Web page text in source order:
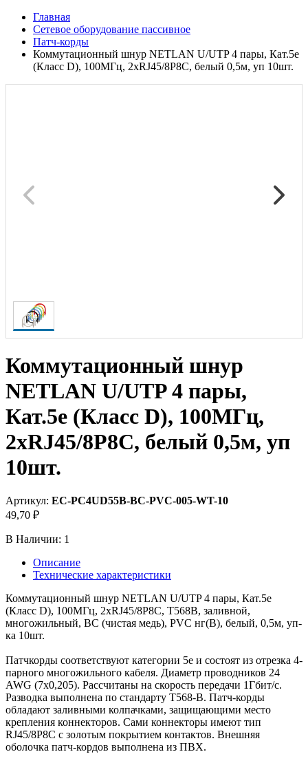
Главная
Сетевое оборудование пассивное
Патч-корды
Коммутационный шнур NETLAN U/UTP 4 пары, Кат.5е
(Класс D), 100МГц, 2хRJ45/8P8C, белый 0,5м, уп 10шт.
Коммутационный шнур
NETLAN U/UTP 4 пары,
Кат.5е (Класс D), 100МГц,
2хRJ45/8P8C, белый 0,5м, уп
10шт.
Артикул: EC-PC4UD55B-BC-PVC-005-WT-10
49,70 ₽
В Наличии: 1
Описание
Технические характеристики
Коммутационный шнур NETLAN U/UTP 4 пары, Кат.5е
(Класс D), 100МГц, 2хRJ45/8P8C, T568B, заливной,
многожильный, BC (чистая медь), PVC нг(B), белый, 0,5м, уп-
ка 10шт.
Патчкорды соответствуют категории 5е и состоят из отрезка 4-
парного многожильного кабеля. Диаметр проводников 24
AWG (7х0,205). Рассчитаны на скорость передачи 1Гбит/с.
Разводка выполнена по стандарту T568-B. Патч-корды
обладают заливными колпачками, защищающими место
крепления коннекторов. Сами коннекторы имеют тип
RJ45/8P8C с золотым покрытием контактов. Внешняя
оболочка патч-кордов выполнена из ПВХ.